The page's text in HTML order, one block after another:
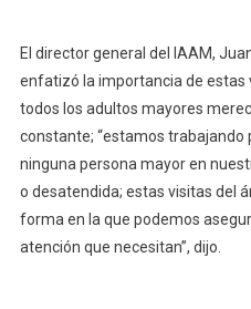
El director general del IAAM,
enfatizó la importancia de estas
todos los adultos mayores
constante; “estamos trabajando
ninguna persona mayor en
o desatendida; estas visitas del
forma en la que podemos
atención que necesitan”, dijo.